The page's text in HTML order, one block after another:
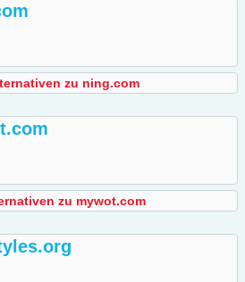
zu ning.com
zu mywot.com